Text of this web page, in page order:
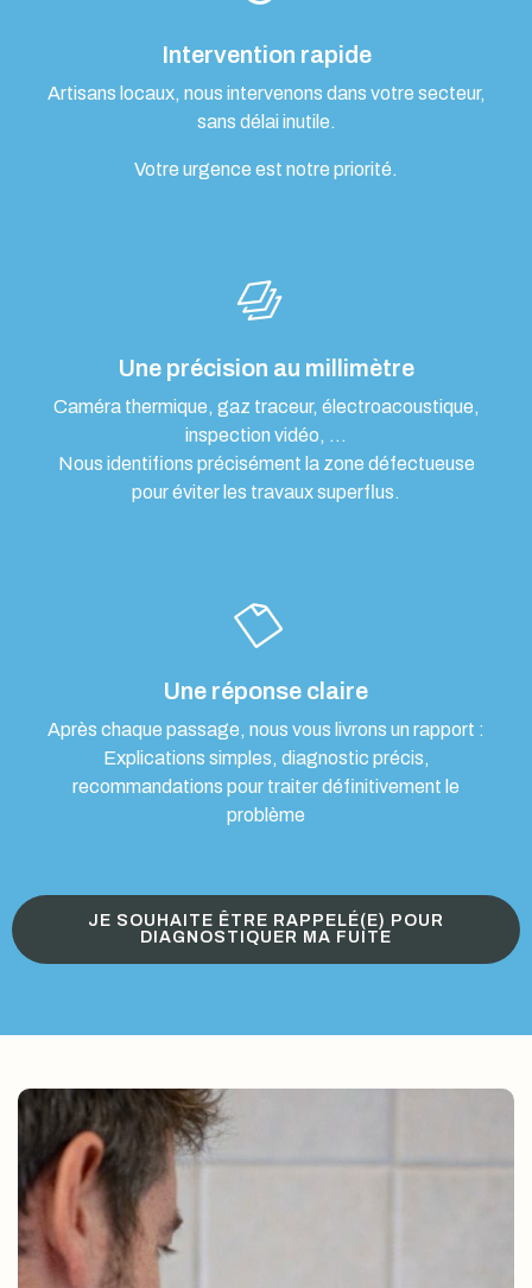
Intervention rapide
Artisans locaux, nous intervenons dans votre secteur,
sans délai inutile.
Votre urgence est notre priorité.
Une précision au millimètre
Caméra thermique, gaz traceur, électroacoustique,
inspection vidéo, …
Nous identifions précisément la zone défectueuse
pour éviter les travaux superflus.
Une réponse claire
Après chaque passage, nous vous livrons un rapport :
Explications simples, diagnostic précis,
recommandations pour traiter définitivement le
problème
JE SOUHAITE ÊTRE RAPPELÉ(E) POUR
DIAGNOSTIQUER MA FUITE